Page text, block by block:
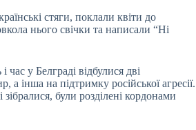
стяги, поклали квіти до
нього свічки та написали “Ні
у Белграді відбулися дві
а інша на підтримку російської агресії.
були розділені кордонами